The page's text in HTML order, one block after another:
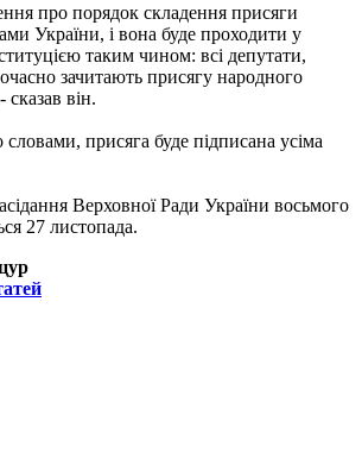
про порядок складення присяги
України, і вона буде проходити у
таким чином: всі депутати,
зачитають присягу народного
сказав він.
словами, присяга буде підписана усіма
Верховної Ради України восьмого
27 листопада.